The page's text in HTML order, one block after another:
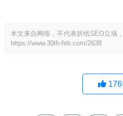
本文来自网络，不代表折纸SEO立场
https://www.30th-feb.com/2638
176